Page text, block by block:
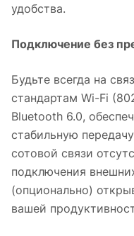
удобства.
Подключение без
Будьте всегда на
стандартам Wi-Fi
Bluetooth 6.0,
стабильную
сотовой связи
подключения
(опционально)
вашей